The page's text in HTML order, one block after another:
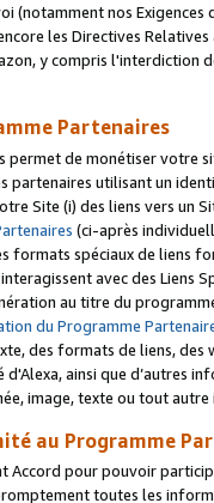
(notamment nos
les Directives
y compris l'interdiction
Partenaires
permet de monétiser votre
partenaires utilisant un
Site (i) des liens vers un
(ci-après
formats spéciaux de liens
avec des Liens
au titre du
du Programme
des formats de liens,
ainsi que d’autres
image, texte ou tout autre
au Programme
Accord pour pouvoir
toutes les